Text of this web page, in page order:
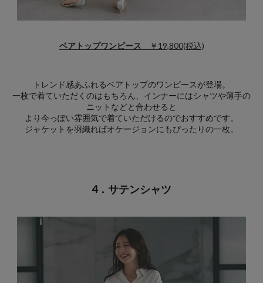
ベアトップワンピース ￥19,800(税込)
トレンド感あふれるベアトップのワンピースが登場。
一枚で着ていただくのはもちろん、インナーにはシャツや薄手の
ニットなどと合わせると
より今っぽい雰囲気で着ていただけるのでおすすめです。
ジャケットを羽織ればオケージョンにもぴったりの一枚。
4．サテンシャツ